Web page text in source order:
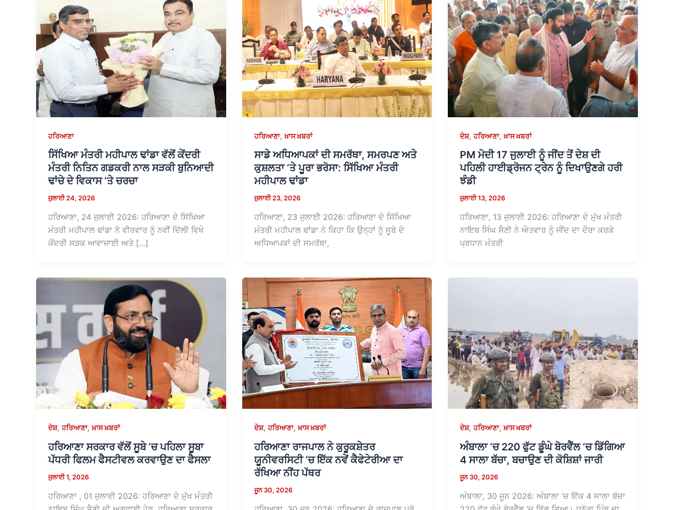
ਹਰਿਆਣਾ
ਸਿੱਖਿਆ ਮੰਤਰੀ ਮਹੀਪਾਲ ਢਾਂਡਾ ਵੱਲੋਂ ਕੇਂਦਰੀ
ਮੰਤਰੀ ਨਿਤਿਨ ਗਡਕਰੀ ਨਾਲ ਸੜਕੀ ਬੁਨਿਆਦੀ
ਢਾਂਚੇ ਦੇ ਵਿਕਾਸ ‘ਤੇ ਚਰਚਾ
ਜੁਲਾਈ 24, 2026
ਹਰਿਆਣਾ, 24 ਜੁਲਾਈ 2026: ਹਰਿਆਣਾ ਦੇ ਸਿੱਖਿਆ
ਮੰਤਰੀ ਮਹੀਪਾਲ ਢਾਂਡਾ ਨੇ ਵੀਰਵਾਰ ਨੂੰ ਨਵੀਂ ਦਿੱਲੀ ਵਿਖੇ
ਕੇਂਦਰੀ ਸੜਕ ਆਵਾਜਾਈ ਅਤੇ […]
ਹਰਿਆਣਾ,ਖ਼ਾਸ ਖ਼ਬਰਾਂ
ਸਾਡੇ ਅਧਿਆਪਕਾਂ ਦੀ ਸਮਰੱਥਾ, ਸਮਰਪਣ ਅਤੇ
ਕੁਸ਼ਲਤਾ ‘ਤੇ ਪੂਰਾ ਭਰੋਸਾ: ਸਿੱਖਿਆ ਮੰਤਰੀ
ਮਹੀਪਾਲ ਢਾਂਡਾ
ਜੁਲਾਈ 23, 2026
ਹਰਿਆਣਾ, 23 ਜੁਲਾਈ 2026: ਹਰਿਆਣਾ ਦੇ ਸਿੱਖਿਆ
ਮੰਤਰੀ ਮਹੀਪਾਲ ਢਾਂਡਾ ਨੇ ਕਿਹਾ ਕਿ ਉਨ੍ਹਾਂ ਨੂੰ ਸੂਬੇ ਦੇ
ਅਧਿਆਪਕਾਂ ਦੀ ਸਮਰੱਥਾ,
ਦੇਸ਼,ਹਰਿਆਣਾ,ਖ਼ਾਸ ਖ਼ਬਰਾਂ
PM ਮੋਦੀ 17 ਜੁਲਾਈ ਨੂੰ ਜੀਂਦ ਤੋਂ ਦੇਸ਼ ਦੀ
ਪਹਿਲੀ ਹਾਈਡ੍ਰੋਜਨ ਟ੍ਰੇਨ ਨੂੰ ਦਿਖਾਉਣਗੇ ਹਰੀ
ਝੰਡੀ
ਜੁਲਾਈ 13, 2026
ਹਰਿਆਣਾ, 13 ਜੁਲਾਈ 2026: ਹਰਿਆਣਾ ਦੇ ਮੁੱਖ ਮੰਤਰੀ
ਨਾਇਬ ਸਿੰਘ ਸੈਣੀ ਨੇ ਐਤਵਾਰ ਨੂੰ ਜੀਂਦ ਦਾ ਦੌਰਾ ਕਰਕੇ
ਪ੍ਰਧਾਨ ਮੰਤਰੀ
ਦੇਸ਼,ਹਰਿਆਣਾ,ਖ਼ਾਸ ਖ਼ਬਰਾਂ
ਹਰਿਆਣਾ ਸਰਕਾਰ ਵੱਲੋਂ ਸੂਬੇ ‘ਚ ਪਹਿਲਾ ਸੂਬਾ
ਪੱਧਰੀ ਫਿਲਮ ਫੈਸਟੀਵਲ ਕਰਵਾਉਣ ਦਾ ਫੈਸਲਾ
ਜੁਲਾਈ 1, 2026
ਹਰਿਆਣਾ , 01 ਜੁਲਾਈ 2026: ਹਰਿਆਣਾ ਦੇ ਮੁੱਖ ਮੰਤਰੀ
ਦੇਸ਼,ਹਰਿਆਣਾ,ਖ਼ਾਸ ਖ਼ਬਰਾਂ
ਹਰਿਆਣਾ ਰਾਜਪਾਲ ਨੇ ਕੁਰੂਕਸ਼ੇਤਰ
ਯੂਨੀਵਰਸਿਟੀ ‘ਚ ਇੱਕ ਨਵੇਂ ਕੈਫੇਟੇਰੀਆ ਦਾ
ਰੱਖਿਆ ਨੀਂਹ ਪੱਥਰ
ਜੂਨ 30, 2026
ਦੇਸ਼,ਹਰਿਆਣਾ,ਖ਼ਾਸ ਖ਼ਬਰਾਂ
ਅੰਬਾਲਾ ‘ਚ 220 ਫੁੱਟ ਡੂੰਘੇ ਬੋਰਵੈੱਲ ‘ਚ ਡਿੱਗਿਆ
4 ਸਾਲਾ ਬੱਚਾ, ਬਚਾਉਣ ਦੀ ਕੋਸ਼ਿਸ਼ਾਂ ਜਾਰੀ
ਜੂਨ 30, 2026
ਅੰਬਾਲਾ, 30 ਜੂਨ 2026: ਅੰਬਾਲਾ ‘ਚ ਇੱਕ 4 ਸਾਲਾ ਬੱਚਾ